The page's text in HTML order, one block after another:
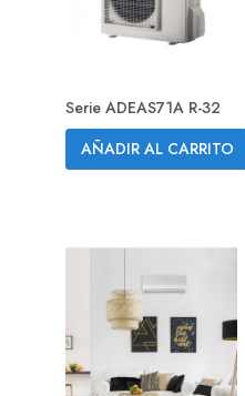
Serie ADEAS71A R-32
AÑADIR AL CARRITO